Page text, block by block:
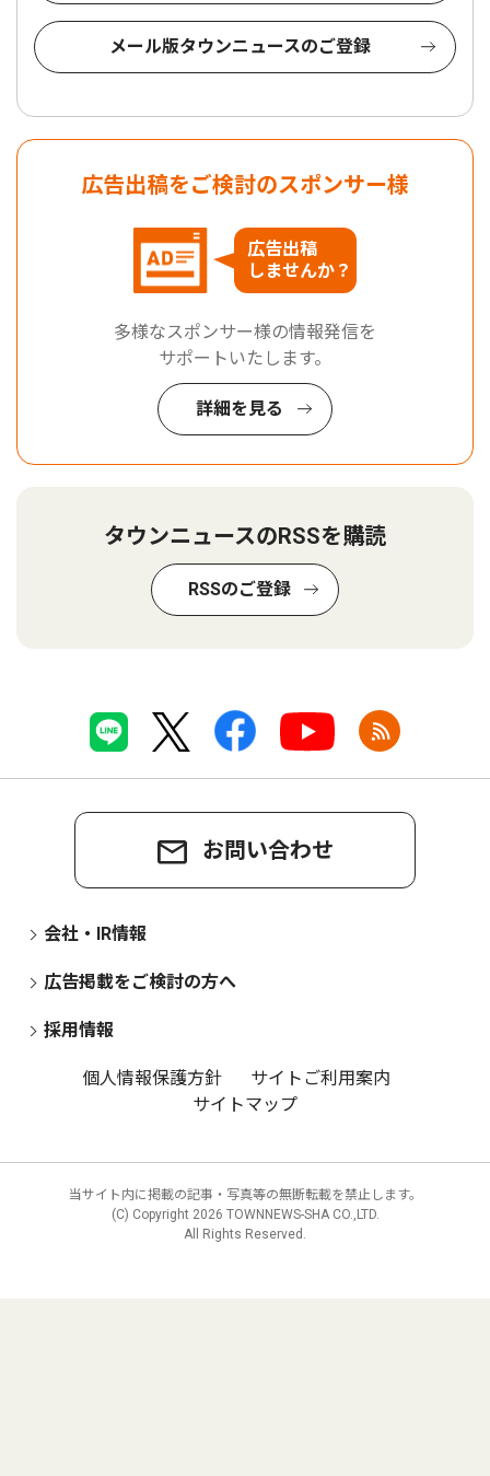
メール版タウンニュースのご登録
広告出稿をご検討のスポンサー様
広告出稿
しませんか？
多様なスポンサー様の情報発信を
サポートいたします。
詳細を見る
タウンニュースのRSSを購読
RSSのご登録
お問い合わせ
会社・IR情報
広告掲載をご検討の方へ
採用情報
個人情報保護方針
サイトご利用案内
サイトマップ
当サイト内に掲載の記事・写真等の無断転載を禁止します。
(C) Copyright 2026 TOWNNEWS-SHA CO.,LTD.
All Rights Reserved.